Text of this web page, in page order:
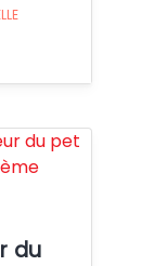
du